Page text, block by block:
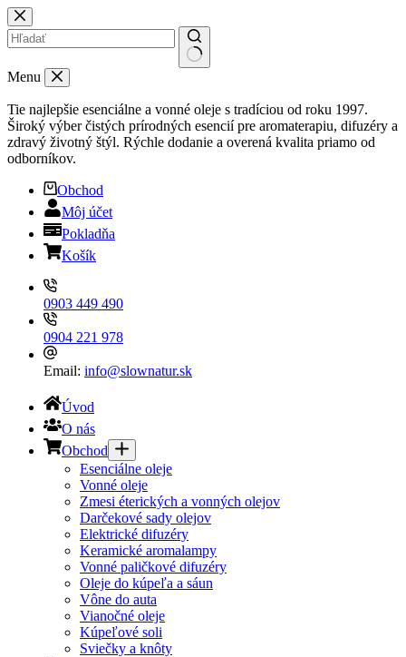
Skip
to
content
No
Menu
Tie najlepšie esenciálne a vonné oleje s tradíciou od roku 1997.
Široký výber čistých prírodných esencií pre aromaterapiu, difuzéry a
zdravý životný štýl. Rýchle dodanie a overená kvalita priamo od
odborníkov.
Obchod
Môj účet
Pokladňa
Košík
0903 449 490
0904 221 978
Email: info@slownatur.sk
Úvod
O nás
Obchod
Esenciálne oleje
Vonné oleje
Zmesi éterických a vonných olejov
Darčekové sady olejov
Elektrické difuzéry
Keramické aromalampy
Vonné paličkové difuzéry
Oleje do kúpeľa a sáun
Vône do auta
Vianočné oleje
Kúpeľové soli
Sviečky a knôty